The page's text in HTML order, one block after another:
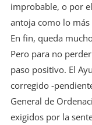
improbable, o por
antoja como lo
En fin, queda
Pero para no
paso positivo. El
corregido -
General de
exigidos por la